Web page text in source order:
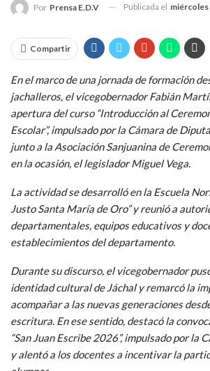
Por Prensa E.D.V Publicada el miércoles
Compartir
En el marco de una jornada de formación
jachalleros, el vicegobernador Fabián
apertura del curso “Introducción al
Escolar”, impulsado por la Cámara de
junto a la Asociación Sanjuanina de
en la ocasión, el legislador Miguel Vega.
La actividad se desarrolló en la Escuela
Justo Santa María de Oro” y reunió a
departamentales, equipos educativos y
establecimientos del departamento.
Durante su discurso, el vicegobernador
identidad cultural de Jáchal y remarcó la
acompañar a las nuevas generaciones
escritura. En ese sentido, destacó la
“San Juan Escribe 2026”, impulsado por la
y alentó a los docentes a incentivar la